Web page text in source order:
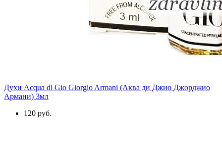
Духи Acqua di Gio Giorgio Armani (Аква ди Джио Джорджио
Армани) 3мл
120 руб.